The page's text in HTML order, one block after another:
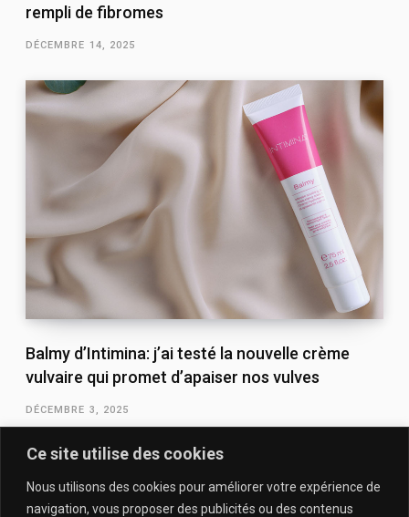
Ce site utilise des cookies
Nous utilisons des cookies pour améliorer votre expérience de
navigation, vous proposer des publicités ou des contenus
rempli de fibromes
DÉCEMBRE 14, 2025
Balmy d’Intimina: j’ai testé la nouvelle crème
vulvaire qui promet d’apaiser nos vulves
DÉCEMBRE 3, 2025